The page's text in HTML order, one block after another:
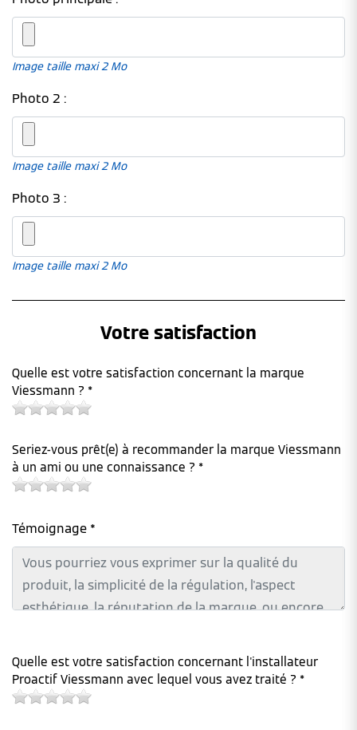
Image taille maxi 2 Mo
Photo 2 :
Image taille maxi 2 Mo
Photo 3 :
Image taille maxi 2 Mo
Votre satisfaction
Quelle est votre satisfaction concernant la marque
Viessmann ? *
Seriez-vous prêt(e) à recommander la marque Viessmann
à un ami ou une connaissance ? *
Témoignage *
Quelle est votre satisfaction concernant l'installateur
Proactif Viessmann avec lequel vous avez traité ? *